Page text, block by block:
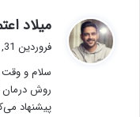
میلاد
فروردین 31, 1401 در 5:02 ب.ظ
سلام و وقت
روش درمان
پیشنهاد